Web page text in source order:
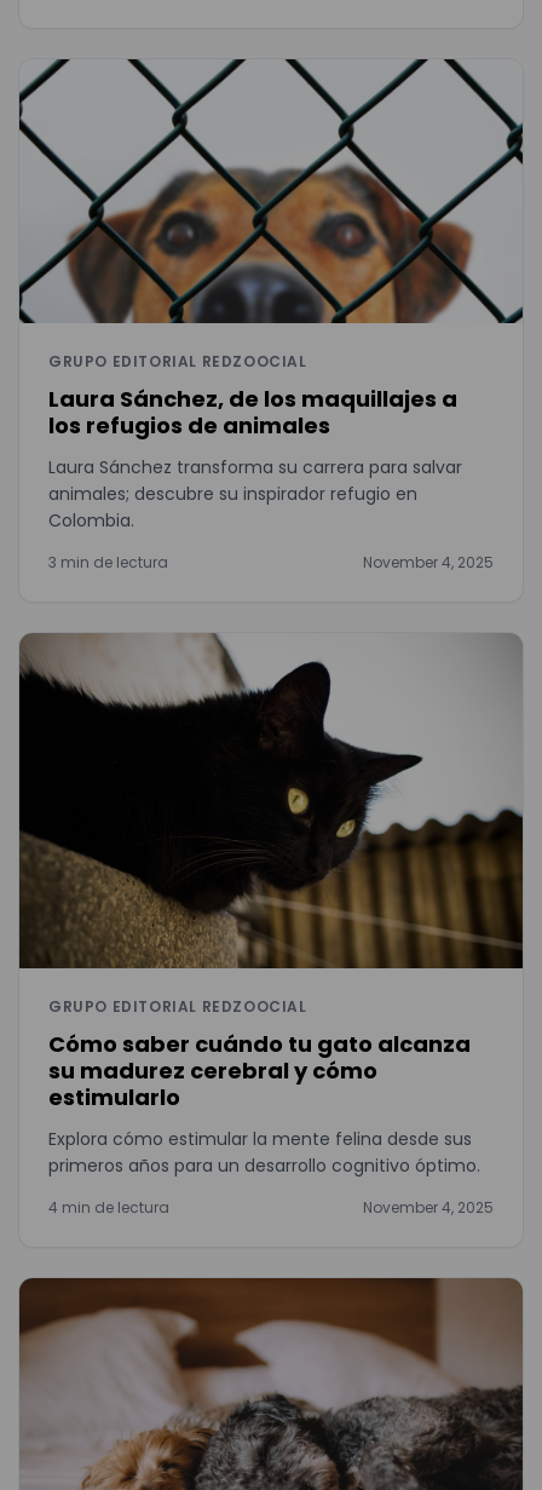
GRUPO EDITORIAL REDZOOCIAL
Laura Sánchez, de los maquillajes a
los refugios de animales
Laura Sánchez transforma su carrera para salvar
animales; descubre su inspirador refugio en
Colombia.
3 min de lectura November 4, 2025
GRUPO EDITORIAL REDZOOCIAL
Cómo saber cuándo tu gato alcanza
su madurez cerebral y cómo
estimularlo
Explora cómo estimular la mente felina desde sus
primeros años para un desarrollo cognitivo óptimo.
4 min de lectura November 4, 2025